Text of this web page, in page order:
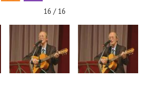
16 / 16